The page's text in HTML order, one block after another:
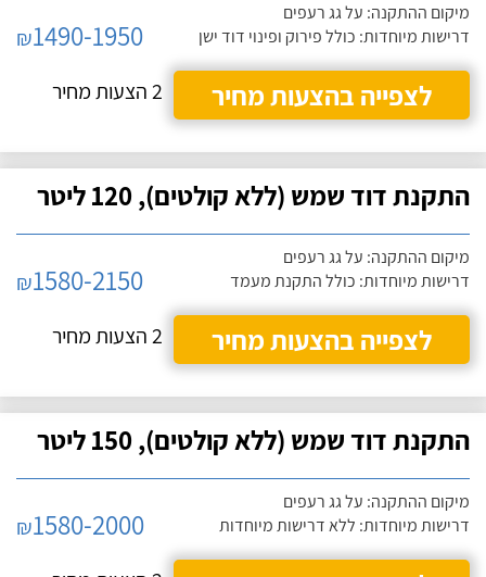
מיקום ההתקנה: על גג רעפים
דרישות מיוחדות: כולל פירוק ופינוי דוד ישן
₪1490-1950
לצפייה בהצעות מחיר
2 הצעות מחיר
התקנת דוד שמש (ללא קולטים), 120 ליטר
מיקום ההתקנה: על גג רעפים
דרישות מיוחדות: כולל התקנת מעמד
₪1580-2150
לצפייה בהצעות מחיר
2 הצעות מחיר
התקנת דוד שמש (ללא קולטים), 150 ליטר
מיקום ההתקנה: על גג רעפים
דרישות מיוחדות: ללא דרישות מיוחדות
₪1580-2000